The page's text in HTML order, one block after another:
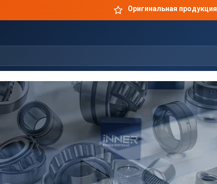
Оригинальная